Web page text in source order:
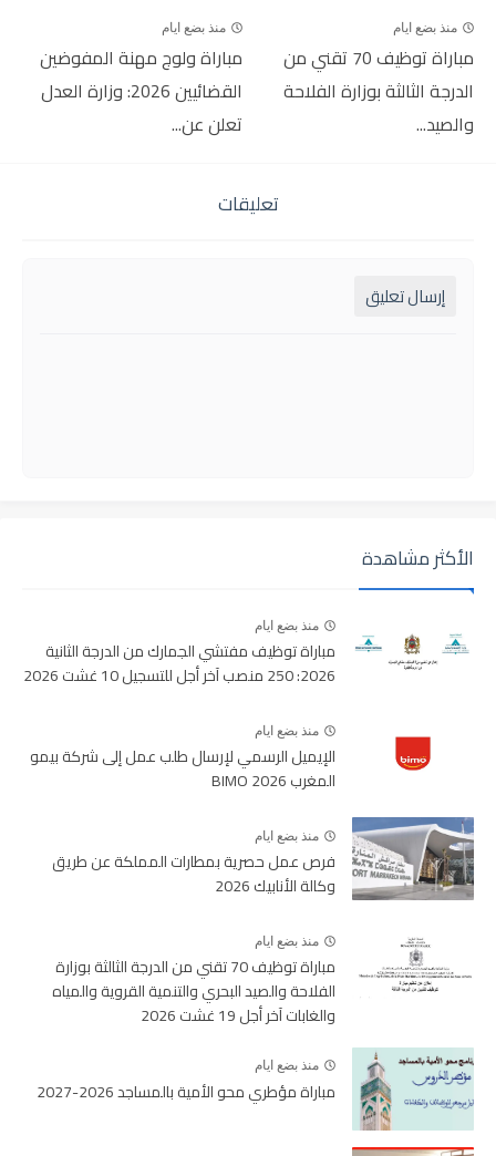
منذ بضع ايام
مباراة توظيف 70 تقني من
الدرجة الثالثة بوزارة الفلاحة
والصيد...
منذ بضع ايام
مباراة ولوج مهنة المفوضين
القضائيين 2026: وزارة العدل
تعلن عن...
تعليقات
إرسال تعليق
الأكثر مشاهدة
منذ بضع ايام
مباراة توظيف مفتشي الجمارك من الدرجة الثانية
2026: 250 منصب آخر أجل للتسجيل 10 غشت 2026
منذ بضع ايام
الإيميل الرسمي لإرسال طلب عمل إلى شركة بيمو
المغرب BIMO 2026
منذ بضع ايام
فرص عمل حصرية بمطارات المملكة عن طريق
وكالة الأنابيك 2026
منذ بضع ايام
مباراة توظيف 70 تقني من الدرجة الثالثة بوزارة
الفلاحة والصيد البحري والتنمية القروية والمياه
والغابات آخر أجل 19 غشت 2026
منذ بضع ايام
مباراة مؤطري محو الأمية بالمساجد 2026-2027